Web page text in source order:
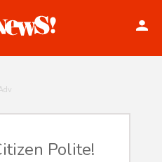
Polite!